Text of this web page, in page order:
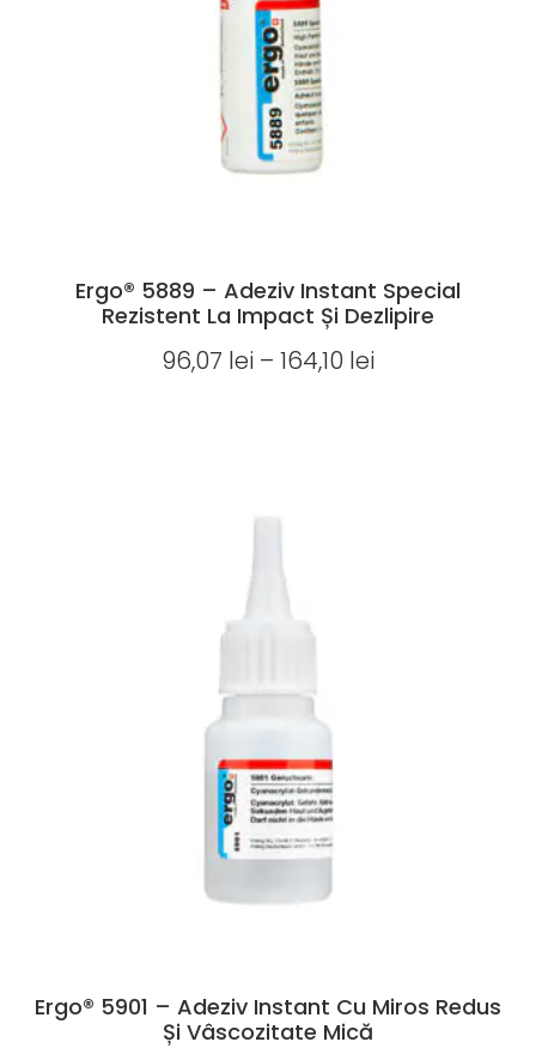
Ergo® 5889 – Adeziv Instant Special
Rezistent La Impact Și Dezlipire
96,07 lei – 164,10 lei
Ergo® 5901 – Adeziv Instant Cu Miros Redus
Și Vâscozitate Mică